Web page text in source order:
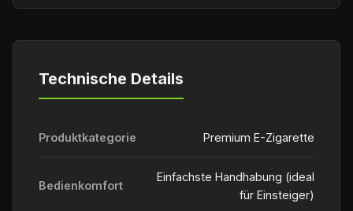
Technische Details
Produktkategorie Premium E-Zigarette
Bedienkomfort
Einfachste Handhabung (ideal
für Einsteiger)